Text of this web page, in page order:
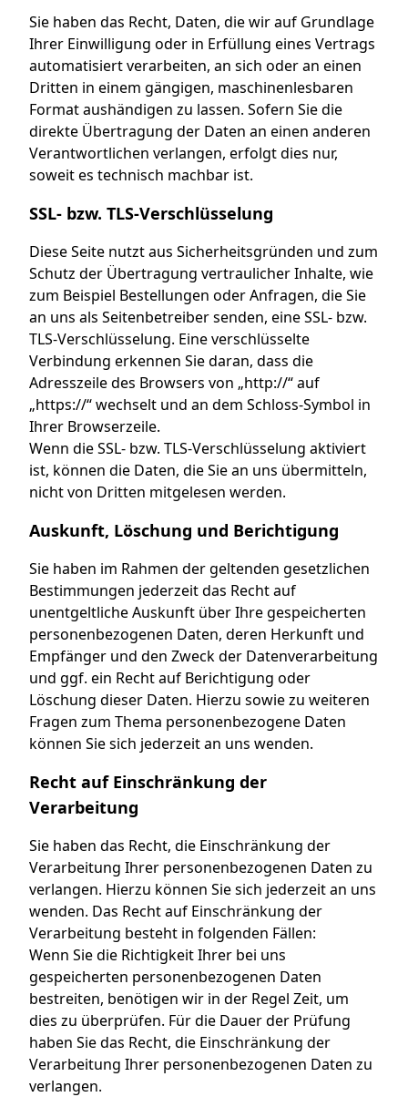
Sie haben das Recht, Daten, die wir auf Grundlage
Ihrer Einwilligung oder in Erfüllung eines Vertrags
automatisiert verarbeiten, an sich oder an einen
Dritten in einem gängigen, maschinenlesbaren
Format aushändigen zu lassen. Sofern Sie die
direkte Übertragung der Daten an einen anderen
Verantwortlichen verlangen, erfolgt dies nur,
soweit es technisch machbar ist.
SSL- bzw. TLS-Verschlüsselung
Diese Seite nutzt aus Sicherheitsgründen und zum
Schutz der Übertragung vertraulicher Inhalte, wie
zum Beispiel Bestellungen oder Anfragen, die Sie
an uns als Seitenbetreiber senden, eine SSL- bzw.
TLS-Verschlüsselung. Eine verschlüsselte
Verbindung erkennen Sie daran, dass die
Adresszeile des Browsers von „http://“ auf
„https://“ wechselt und an dem Schloss-Symbol in
Ihrer Browserzeile.
Wenn die SSL- bzw. TLS-Verschlüsselung aktiviert
ist, können die Daten, die Sie an uns übermitteln,
nicht von Dritten mitgelesen werden.
Auskunft, Löschung und Berichtigung
Sie haben im Rahmen der geltenden gesetzlichen
Bestimmungen jederzeit das Recht auf
unentgeltliche Auskunft über Ihre gespeicherten
personenbezogenen Daten, deren Herkunft und
Empfänger und den Zweck der Datenverarbeitung
und ggf. ein Recht auf Berichtigung oder
Löschung dieser Daten. Hierzu sowie zu weiteren
Fragen zum Thema personenbezogene Daten
können Sie sich jederzeit an uns wenden.
Recht auf Einschränkung der
Verarbeitung
Sie haben das Recht, die Einschränkung der
Verarbeitung Ihrer personenbezogenen Daten zu
verlangen. Hierzu können Sie sich jederzeit an uns
wenden. Das Recht auf Einschränkung der
Verarbeitung besteht in folgenden Fällen:
Wenn Sie die Richtigkeit Ihrer bei uns
gespeicherten personenbezogenen Daten
bestreiten, benötigen wir in der Regel Zeit, um
dies zu überprüfen. Für die Dauer der Prüfung
haben Sie das Recht, die Einschränkung der
Verarbeitung Ihrer personenbezogenen Daten zu
verlangen.